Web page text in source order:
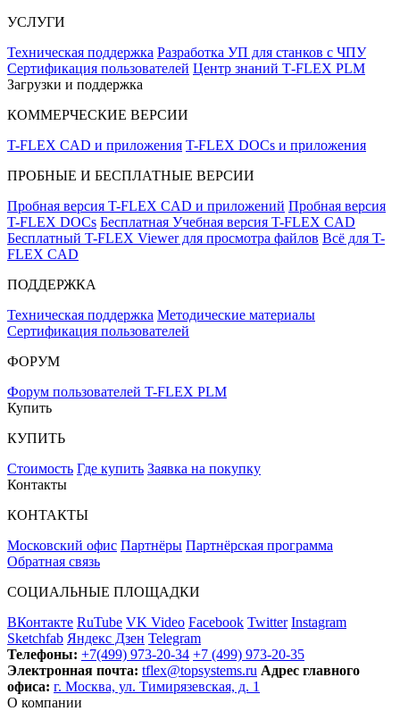
УСЛУГИ
Техническая поддержка Разработка УП для станков с ЧПУ
Сертификация пользователей Центр знаний T‑FLEX PLM
Загрузки и поддержка
КОММЕРЧЕСКИЕ ВЕРСИИ
T-FLEX CAD и приложения T-FLEX DOCs и приложения
ПРОБНЫЕ И БЕСПЛАТНЫЕ ВЕРСИИ
Пробная версия T-FLEX CAD и приложений Пробная версия
T-FLEX DOCs Бесплатная Учебная версия T-FLEX CAD
Бесплатный T-FLEX Viewer для просмотра файлов Всё для T-
FLEX CAD
ПОДДЕРЖКА
Техническая поддержка Методические материалы
Сертификация пользователей
ФОРУМ
Форум пользователей T-FLEX PLM
Купить
КУПИТЬ
Стоимость Где купить Заявка на покупку
Контакты
КОНТАКТЫ
Московский офис Партнёры Партнёрская программа
Обратная связь
СОЦИАЛЬНЫЕ ПЛОЩАДКИ
ВКонтакте RuTube VK Video Facebook Twitter Instagram
Sketchfab Яндекс Дзен Telegram
Телефоны: +7(499) 973-20-34 +7 (499) 973-20-35
Электронная почта: tflex@topsystems.ru Адрес главного
офиса: г. Москва, ул. Тимирязевская, д. 1
О компании